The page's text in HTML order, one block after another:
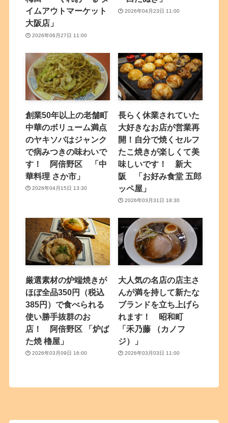
イムアウトマーケット
大阪店」
2026年06月27日 11:00
2026年04月23日 11:00
創業50年以上の老舗町
中華のボリューム満点
のヤキソバはジャンク
で病みつきの味わいで
す！ 阿倍野区 「中
華料理 さか市」
2026年04月15日 13:30
長らく休業されていた
大好きなお店が営業再
開！自分で焼くセルフ
たこ焼きが楽しくて美
味しいです！ 新大
阪 「お好み食堂 五郎
ッペ屋」
2026年03月31日 18:30
厳選素材の炉端焼きが
ほぼ全品350円（税込
385円）で食べられる
使い勝手抜群のお
店！ 阿倍野区 「炉ば
た焼 櫓屋」
2026年03月09日 16:00
大人気の名店の店主さ
んが満を持して新たな
ブランドを立ち上げら
れます！ 昭和町
「禾乃藤 （カノフ
ジ）」
2026年03月03日 11:00